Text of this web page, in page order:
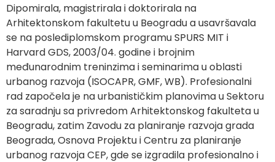
Dipomirala, magistrirala i doktorirala na
Arhitektonskom fakultetu u Beogradu a usavršavala
se na poslediplomskom programu SPURS MIT i
Harvard GDS, 2003/04. godine i brojnim
međunarodnim treninzima i seminarima u oblasti
urbanog razvoja (ISOCAPR, GMF, WB). Profesionalni
rad započela je na urbanističkim planovima u Sektoru
za saradnju sa privredom Arhitektonskog fakulteta u
Beogradu, zatim Zavodu za planiranje razvoja grada
Beograda, Osnova Projektu i Centru za planiranje
urbanog razvoja CEP, gde se izgradila profesionalno i